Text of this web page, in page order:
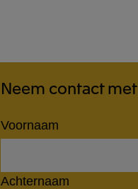
Neem contact
Voornaam
Achternaam